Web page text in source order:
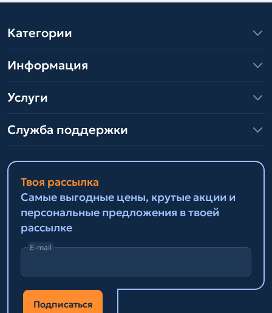
Категории
Информация
Услуги
Служба поддержки
Твоя рассылка
Самые выгодные цены, крутые акции и
персональные предложения в твоей
рассылке
E-mail
Подписаться